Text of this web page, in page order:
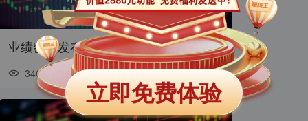
业绩密集发布期到来，如何运用AI超预期
3468 2024-03-03
立即免费体验